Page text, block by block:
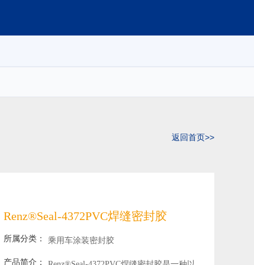
返回首页>>
Renz®Seal-4372PVC焊缝密封胶
所属分类： 乘用车涂装密封胶
产品简介：